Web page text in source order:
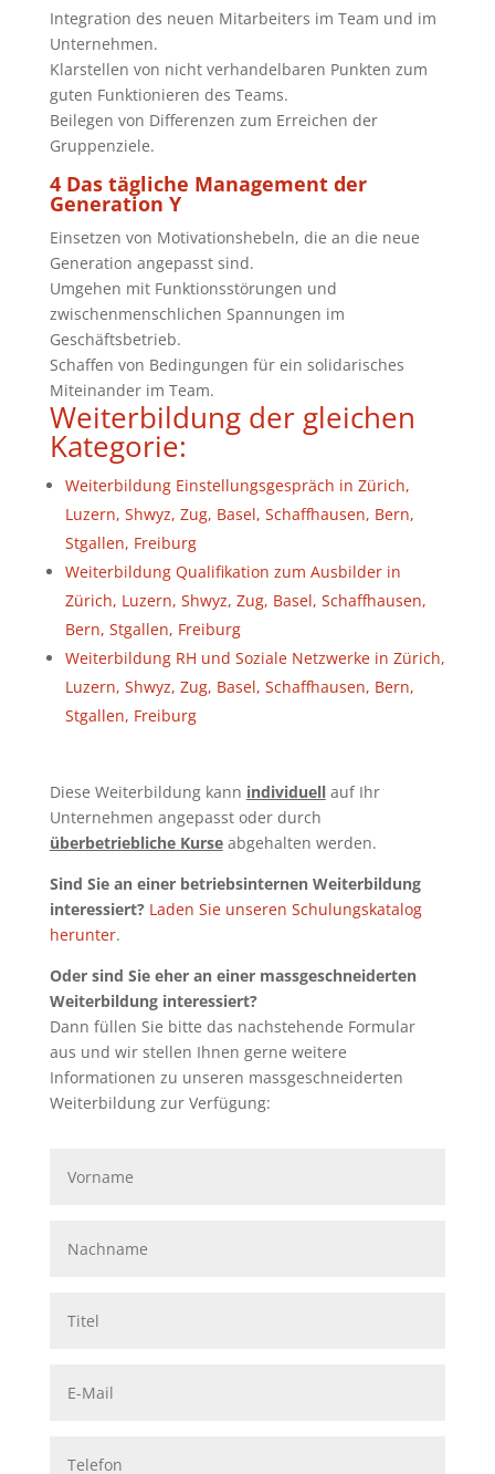
Integration des neuen Mitarbeiters im Team und im
Unternehmen.
Klarstellen von nicht verhandelbaren Punkten zum
guten Funktionieren des Teams.
Beilegen von Differenzen zum Erreichen der
Gruppenziele.
4 Das tägliche Management der
Generation Y
Einsetzen von Motivationshebeln, die an die neue
Generation angepasst sind.
Umgehen mit Funktionsstörungen und
zwischenmenschlichen Spannungen im
Geschäftsbetrieb.
Schaffen von Bedingungen für ein solidarisches
Miteinander im Team.
Weiterbildung der gleichen
Kategorie:
Weiterbildung Einstellungsgespräch in Zürich,
Luzern, Shwyz, Zug, Basel, Schaffhausen, Bern,
Stgallen, Freiburg
Weiterbildung Qualifikation zum Ausbilder in
Zürich, Luzern, Shwyz, Zug, Basel, Schaffhausen,
Bern, Stgallen, Freiburg
Weiterbildung RH und Soziale Netzwerke in Zürich,
Luzern, Shwyz, Zug, Basel, Schaffhausen, Bern,
Stgallen, Freiburg
Diese Weiterbildung kann individuellauf Ihr
Unternehmen angepasst oder durch
überbetriebliche Kurseabgehalten werden.
Sind Sie an einer betriebsinternen Weiterbildung
interessiert? Laden Sie unseren Schulungskatalog
herunter.
Oder sind Sie eher an einer massgeschneiderten
Weiterbildung interessiert?
Dann füllen Sie bitte das nachstehende Formular
aus und wir stellen Ihnen gerne weitere
Informationen zu unseren massgeschneiderten
Weiterbildung zur Verfügung: